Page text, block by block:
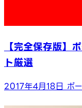
【完全保存版】
ト厳選
2017年4月18日 ポ